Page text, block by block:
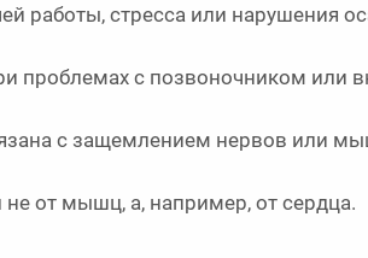
работы, стресса или нарушения
с позвоночником или
с защемлением нервов или
от мышц, а, например, от сердца.